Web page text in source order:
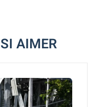
AIMER